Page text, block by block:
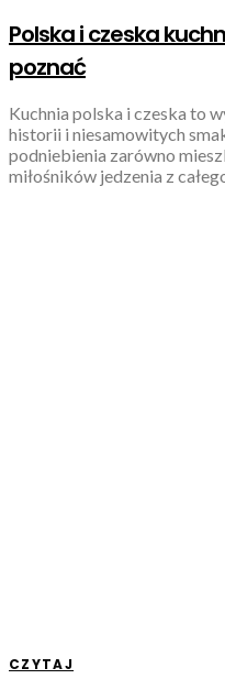
Polska i czeska
poznać
Kuchnia polska i czeska to
historii i niesamowitych
podniebienia zarówno
miłośników jedzenia z
CZYTAJ